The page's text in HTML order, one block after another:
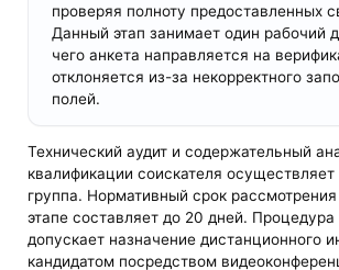
проверяя полноту предоставленных
Данный этап занимает один рабочий
чего анкета направляется на
отклоняется из-за некорректного
полей.
Технический аудит и содержательный
квалификации соискателя осуществляет
группа. Нормативный срок
этапе составляет до 20 дней.
допускает назначение дистанционного
кандидатом посредством